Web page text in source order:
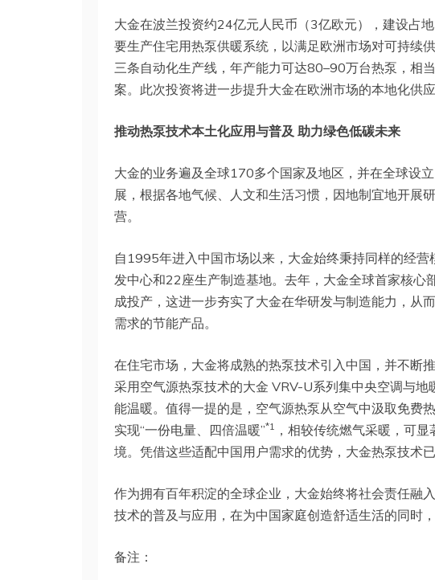
大金在波兰投资约24亿元人民币（3亿欧元），建设占
要生产住宅用热泵供暖系统，以满足欧洲市场对可持续
三条自动化生产线，年产能力可达80–90万台热泵，相
案。此次投资将进一步提升大金在欧洲市场的本地化供
推动热泵技术本土化应用与普及 助力绿色低碳未来
大金的业务遍及全球170多个国家及地区，并在全球设
展，根据各地气候、人文和生活习惯，因地制宜地开展
营。
自1995年进入中国市场以来，大金始终秉持同样的经
发中心和22座生产制造基地。去年，大金全球首家核心
成投产，这进一步夯实了大金在华研发与制造能力，从
需求的节能产品。
在住宅市场，大金将成熟的热泵技术引入中国，并不断
采用空气源热泵技术的大金 VRV-U系列集中央空调与
能温暖。值得一提的是，空气源热泵从空气中汲取免费
实现“一份电量、四倍温暖”*1 ，相较传统燃气采暖，可
境。凭借这些适配中国用户需求的优势，大金热泵技术
作为拥有百年积淀的全球企业，大金始终将社会责任融
技术的普及与应用，在为中国家庭创造舒适生活的同时
备注：